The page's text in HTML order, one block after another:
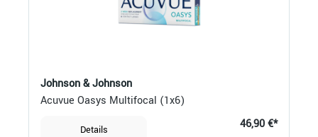
Johnson & Johnson
Acuvue Oasys Multifocal (1x6)
Details 46,90 €*